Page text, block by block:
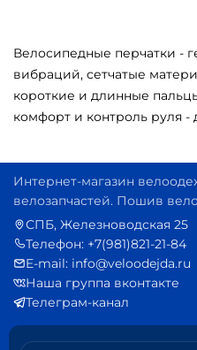
Велосипедные перчатки -
вибраций, сетчатые
короткие и длинные
комфорт и контроль руля -
Интернет-магазин
велозапчастей. Пошив
СПБ, Железноводская 25
Телефон: +7(981)821-21-84
E-mail: info@veloodejda.ru
Наша группа вконтакте
Телеграм-канал